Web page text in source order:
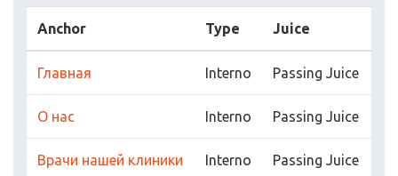
Anchor Type Juice
Главная Interno Passing Juice
О нас Interno Passing Juice
Врачи нашей клиники Interno Passing Juice